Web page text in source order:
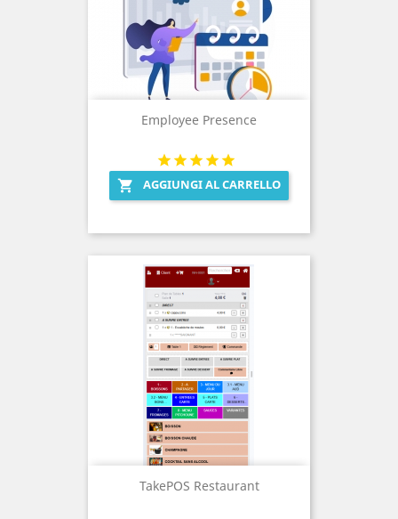
Employee Presence
 AGGIUNGI AL CARRELLO
TakePOS Restaurant